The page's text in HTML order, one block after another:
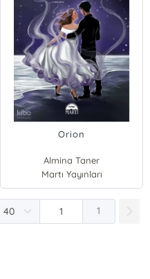
Orion
Almina Taner
Martı Yayınları
1